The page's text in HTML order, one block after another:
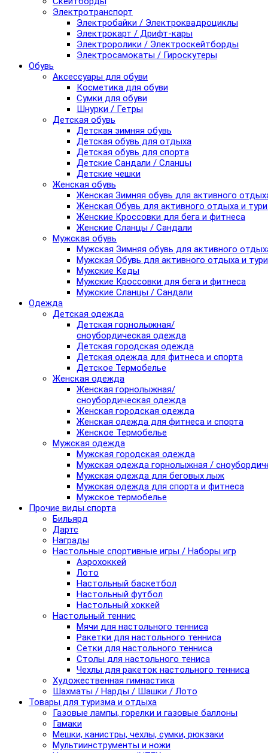
Электротранспорт
Электробайки / Электроквадроциклы
Электрокарт / Дрифт-кары
Электроролики / Электроскейтборды
Электросамокаты / Гироскутеры
Обувь
Аксессуары для обуви
Косметика для обуви
Сумки для обуви
Шнурки / Гетры
Детская обувь
Детская зимняя обувь
Детская обувь для отдыха
Детская обувь для спорта
Детские Сандали / Сланцы
Детские чешки
Женская обувь
Женская Зимняя обувь для активного
Женская Обувь для активного отдыха и
Женские Кроссовки для бега и фитнеса
Женские Сланцы / Сандали
Мужская обувь
Мужская Зимняя обувь для активного
Мужская Обувь для активного отдыха и
Мужские Кеды
Мужские Кроссовки для бега и фитнеса
Мужские Сланцы / Сандали
Одежда
Детская одежда
Детская горнолыжная/
сноубордическая одежда
Детская городская одежда
Детская одежда для фитнеса и спорта
Детское Термобелье
Женская одежда
Женская горнолыжная/
сноубордическая одежда
Женская городская одежда
Женская одежда для фитнеса и спорта
Женское Термобелье
Мужская одежда
Мужская городская одежда
Мужская одежда горнолыжная /
Мужская одежда для беговых лыж
Мужская одежда для спорта и фитнеса
Мужское термобелье
Прочие виды спорта
Бильярд
Дартс
Награды
Настольные спортивные игры / Наборы игр
Аэрохоккей
Лото
Настольный баскетбол
Настольный футбол
Настольный хоккей
Настольный теннис
Мячи для настольного тенниса
Ракетки для настольного тенниса
Сетки для настольного тенниса
Столы для настольного тениса
Чехлы для ракеток настольного тенниса
Художественная гимнастика
Шахматы / Нарды / Шашки / Лото
Товары для туризма и отдыха
Газовые лампы, горелки и газовые баллоны
Гамаки
Мешки, канистры, чехлы, сумки, рюкзаки
Мультиинструменты и ножи